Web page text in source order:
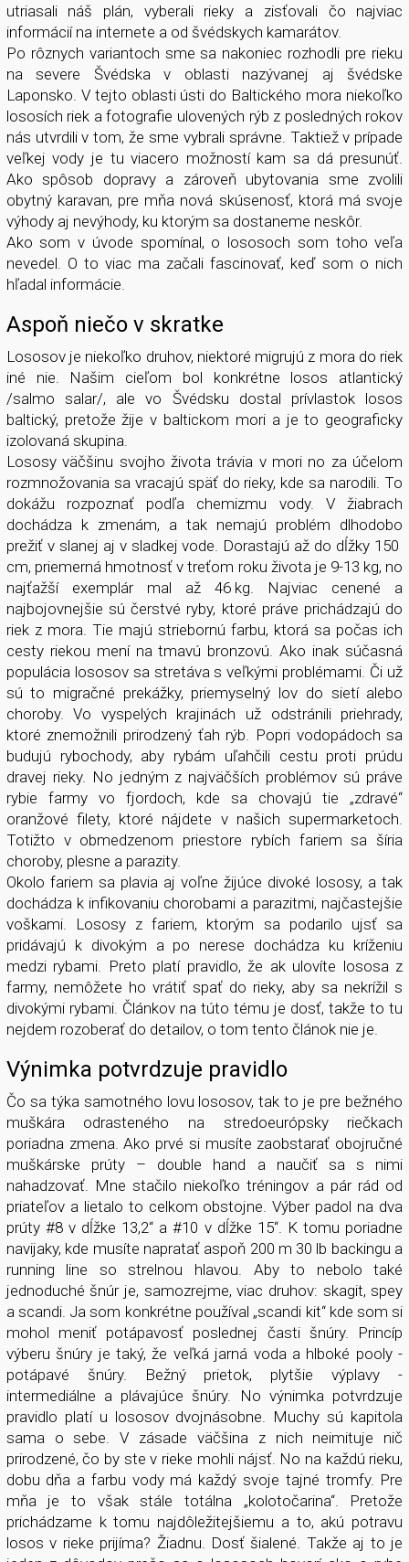
utriasali náš plán, vyberali rieky a zisťovali čo najviac
informácií na internete a od švédskych kamarátov.
Po rôznych variantoch sme sa nakoniec rozhodli pre rieku
na severe Švédska v oblasti nazývanej aj švédske
Laponsko. V tejto oblasti ústi do Baltického mora niekoľko
lososích riek a fotografie ulovených rýb z posledných rokov
nás utvrdili v tom, že sme vybrali správne. Taktiež v prípade
veľkej vody je tu viacero možností kam sa dá presunúť.
Ako spôsob dopravy a zároveň ubytovania sme zvolili
obytný karavan, pre mňa nová skúsenosť, ktorá má svoje
výhody aj nevýhody, ku ktorým sa dostaneme neskôr.
Ako som v úvode spomínal, o lososoch som toho veľa
nevedel. O to viac ma začali fascinovať, keď som o nich
hľadal informácie.
Aspoň niečo v skratke
Lososov je niekoľko druhov, niektoré migrujú z mora do riek
iné nie. Našim cieľom bol konkrétne losos atlantický
/salmo salar/, ale vo Švédsku dostal prívlastok losos
baltický, pretože žije v baltickom mori a je to geograficky
izolovaná skupina.
Lososy väčšinu svojho života trávia v mori no za účelom
rozmnožovania sa vracajú späť do rieky, kde sa narodili. To
dokážu rozpoznať podľa chemizmu vody. V žiabrach
dochádza k zmenám, a tak nemajú problém dlhodobo
prežiť v slanej aj v sladkej vode. Dorastajú až do dĺžky 150
cm, priemerná hmotnosť v treťom roku života je 9-13 kg, no
najťažší exemplár mal až 46 kg. Najviac cenené a
najbojovnejšie sú čerstvé ryby, ktoré práve prichádzajú do
riek z mora. Tie majú striebornú farbu, ktorá sa počas ich
cesty riekou mení na tmavú bronzovú. Ako inak súčasná
populácia lososov sa stretáva s veľkými problémami. Či už
sú to migračné prekážky, priemyselný lov do sietí alebo
choroby. Vo vyspelých krajinách už odstránili priehrady,
ktoré znemožnili prirodzený ťah rýb. Popri vodopádoch sa
budujú rybochody, aby rybám uľahčili cestu proti prúdu
dravej rieky. No jedným z najväčších problémov sú práve
rybie farmy vo fjordoch, kde sa chovajú tie „zdravé“
oranžové filety, ktoré nájdete v našich supermarketoch.
Totižto v obmedzenom priestore rybích fariem sa šíria
choroby, plesne a parazity.
Okolo fariem sa plavia aj voľne žijúce divoké lososy, a tak
dochádza k infikovaniu chorobami a parazitmi, najčastejšie
voškami. Lososy z fariem, ktorým sa podarilo ujsť sa
pridávajú k divokým a po nerese dochádza ku kríženiu
medzi rybami. Preto platí pravidlo, že ak ulovíte lososa z
farmy, nemôžete ho vrátiť spať do rieky, aby sa nekrížil s
divokými rybami. Článkov na túto tému je dosť, takže to tu
nejdem rozoberať do detailov, o tom tento článok nie je.
Výnimka potvrdzuje pravidlo
Čo sa týka samotného lovu lososov, tak to je pre bežného
muškára odrasteného na stredoeurópsky riečkach
poriadna zmena. Ako prvé si musíte zaobstarať obojručné
muškárske prúty – double hand a naučiť sa s nimi
nahadzovať. Mne stačilo niekoľko tréningov a pár rád od
priateľov a lietalo to celkom obstojne. Výber padol na dva
prúty #8 v dĺžke 13,2“ a #10 v dĺžke 15“. K tomu poriadne
navijaky, kde musíte napratať aspoň 200 m 30 lb backingu a
running line so strelnou hlavou. Aby to nebolo také
jednoduché šnúr je, samozrejme, viac druhov: skagit, spey
a scandi. Ja som konkrétne používal „scandi kit“ kde som si
mohol meniť potápavosť poslednej časti šnúry. Princíp
výberu šnúry je taký, že veľká jarná voda a hlboké pooly -
potápavé šnúry. Bežný prietok, plytšie výplavy -
intermediálne a plávajúce šnúry. No výnimka potvrdzuje
pravidlo platí u lososov dvojnásobne. Muchy sú kapitola
sama o sebe. V zásade väčšina z nich neimituje nič
prirodzené, čo by ste v rieke mohli nájsť. No na každú rieku,
dobu dňa a farbu vody má každý svoje tajné tromfy. Pre
mňa je to však stále totálna „kolotočarina“. Pretože
prichádzame k tomu najdôležitejšiemu a to, akú potravu
losos v rieke prijíma? Žiadnu. Dosť šialené. Takže aj to je